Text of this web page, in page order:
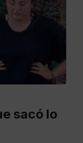
sacó lo